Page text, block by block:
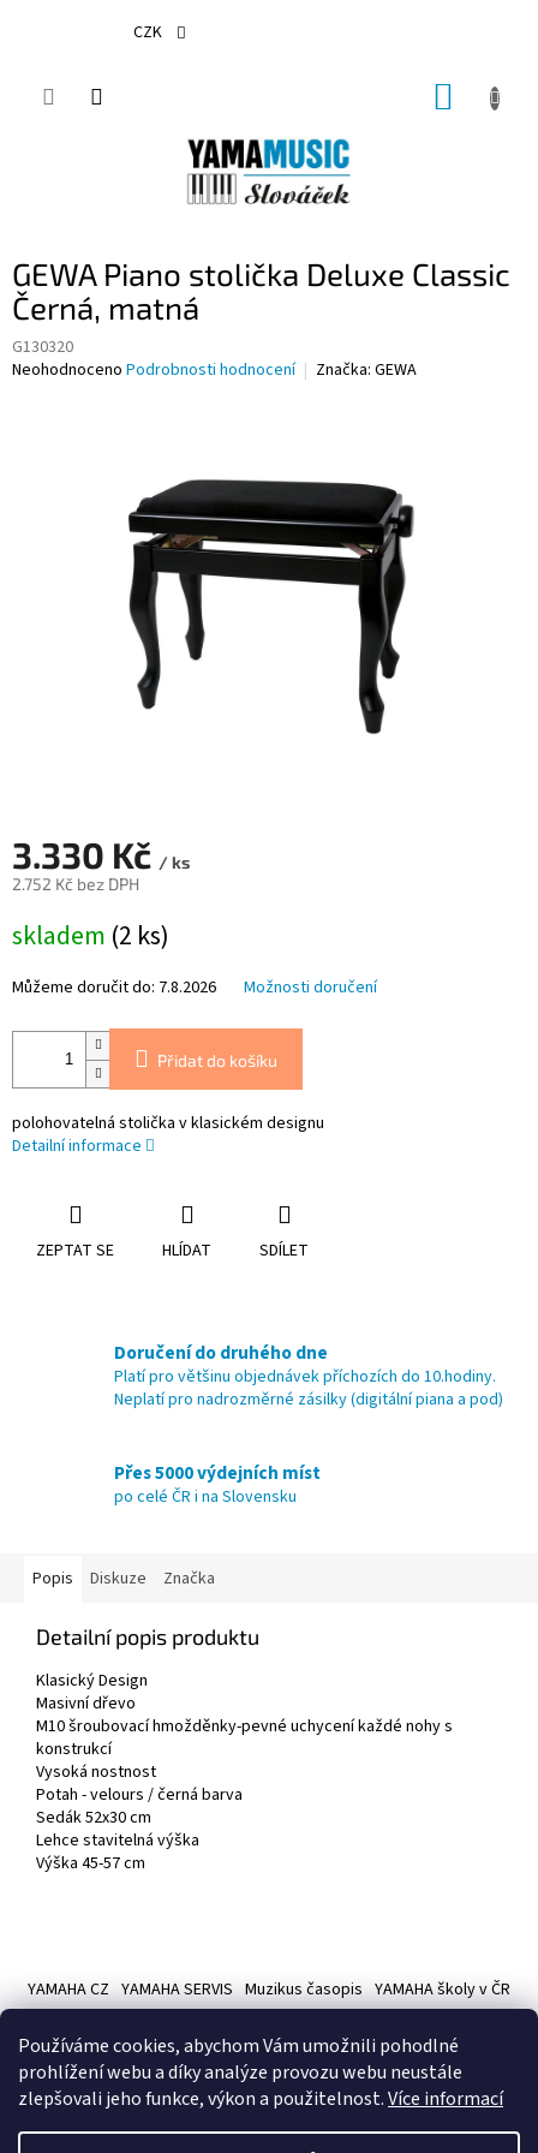
Používáme cookies, abychom Vám umožnili pohodlné
prohlížení webu a díky analýze provozu webu neustále
zlepšovali jeho funkce, výkon a použitelnost.Více informací
CZK
GEWA Piano stolička Deluxe Classic
Černá, matná
G130320
Průměrné
Neohodnoceno Podrobnosti hodnocení Značka: GEWA
3.330 Kč / ks
2.752 Kč bez DPH
cena:
skladem (2 ks)
Můžeme doručit do: 7.8.2026 Možnosti doručení
Přidat do košíku
polohovatelná stolička v klasickém designu
Detailní informace
ZEPTAT SE HLÍDAT SDÍLET
Doručení do druhého dne
Platí pro většinu objednávek příchozích do 10.hodiny.
Neplatí pro nadrozměrné zásilky (digitální piana a pod)
Přes 5000 výdejních míst
po celé ČR i na Slovensku
Popis Diskuze Značka
Detailní popis produktu
Klasický Design
Masivní dřevo
M10 šroubovací hmožděnky-pevné uchycení každé nohy s
konstrukcí
Vysoká nostnost
Potah - velours / černá barva
Sedák 52x30 cm
Lehce stavitelná výška
Výška 45-57 cm
p
YAMAHA CZ YAMAHA SERVIS Muzikus časopis YAMAHA školy v ČR